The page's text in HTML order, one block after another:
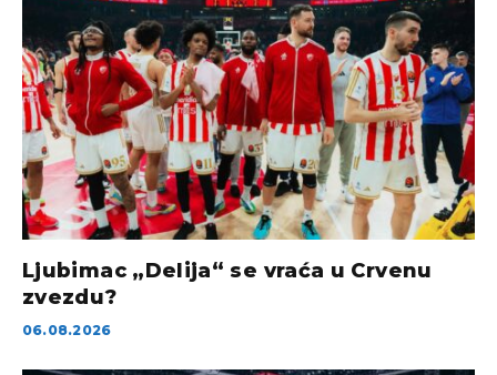
Ljubimac „Delija“ se vraća u Crvenu
zvezdu?
06.08.2026